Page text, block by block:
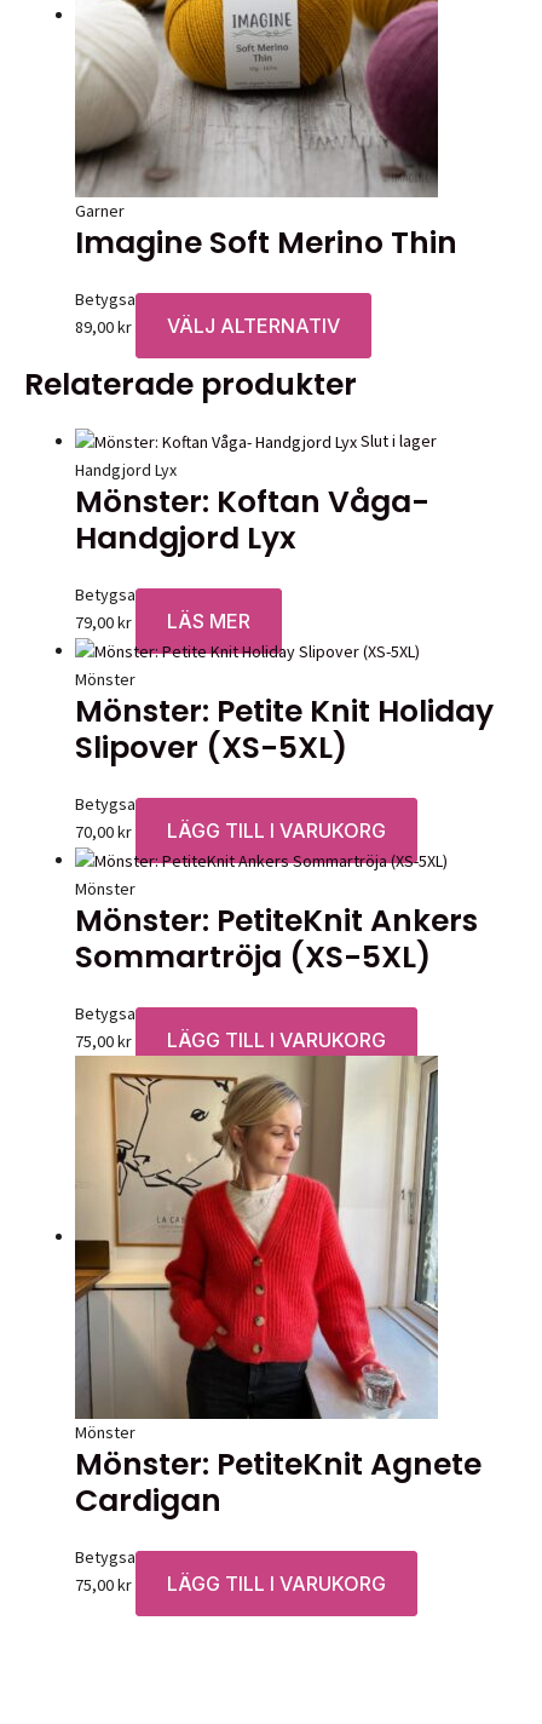
olika
alternativen
kan
väljas
på
produktsidan
Garner
Imagine Soft Merino Thin
Betygsatt0av 5
89,00kr VÄLJ ALTERNATIV
här
flera
De
olika
produktsidan
Relaterade produkter
Slut i lager
Handgjord Lyx
Mönster: Koftan Våga-
Handgjord Lyx
Betygsatt0av 5
79,00kr LÄS MER
Mönster
Mönster: Petite Knit Holiday
Slipover (XS-5XL)
Betygsatt0av 5
70,00kr LÄGG TILL I VARUKORG
Mönster
Mönster: PetiteKnit Ankers
Sommartröja (XS-5XL)
Betygsatt0av 5
75,00kr LÄGG TILL I VARUKORG
Mönster
Mönster: PetiteKnit Agnete
Cardigan
Betygsatt0av 5
75,00kr LÄGG TILL I VARUKORG